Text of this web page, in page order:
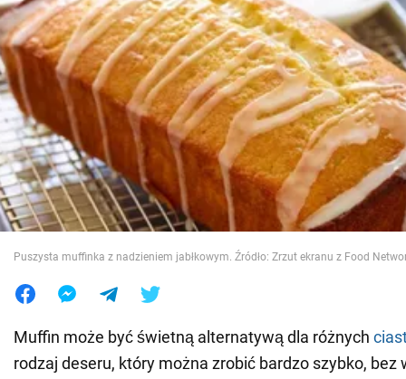
Polityka
Społeczeństwo
Wojna na Ukrainie
Świat
Jedzenie
Puszysta muffinka z nadzieniem jabłkowym. Źródło: Zrzut ekranu z Food
Muffin może być świetną alternatywą dla różnych
rodzaj deseru, który można zrobić bardzo szybko, bez